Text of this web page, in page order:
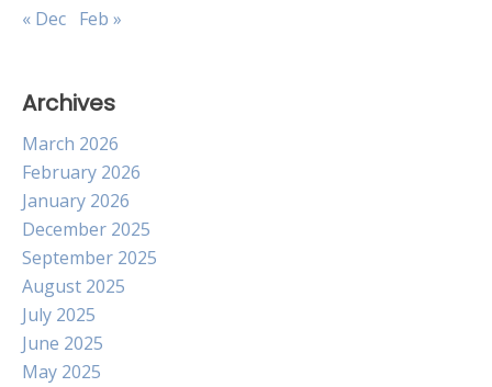
« Dec Feb »
Archives
March 2026
February 2026
January 2026
December 2025
September 2025
August 2025
July 2025
June 2025
May 2025